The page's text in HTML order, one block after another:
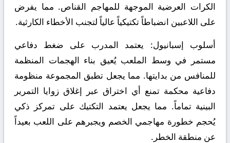
الكرات العرضية الموجهة للمهاجم القناص. مما يفرض
على اللاعبين انضباطاً تكتيكياً عالياً لتجنب الأخطاء الكارثية.
أسلوب إسبانيول: يعتمد المدرب على ضغط دفاعي
مستمر في وسط الملعب يُعيق بناء الهجمات المنظمة
للمنافس من بدايتها. مما يجعل تطبق المجموعة منظومة
دفاعية محكمة تمنع أي اختراق عبر إغلاق زوايا التمرير
البينية تماماً. مما يجعل يعتمد التكتيك على تمركز ذكي
يُحجم خطورة مهاجمي الخصم ويجبرهم على اللعب بعيداً
عن منطقة الخطر.